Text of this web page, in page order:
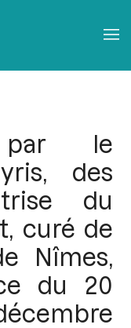
par le
des
du
curé de
Nîmes,
du 20